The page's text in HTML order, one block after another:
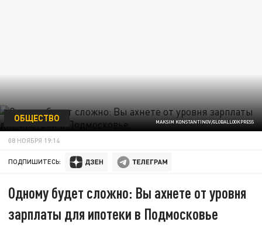
MAKSIM KONSTANTINOV/GLOBALLOOKPRESS
ОБЩЕСТВО
08 НОЯБРЯ 19:14
ПОДПИШИТЕСЬ:
Одному будет сложно: Вы ахнете от уровня
зарплаты для ипотеки в Подмосковье